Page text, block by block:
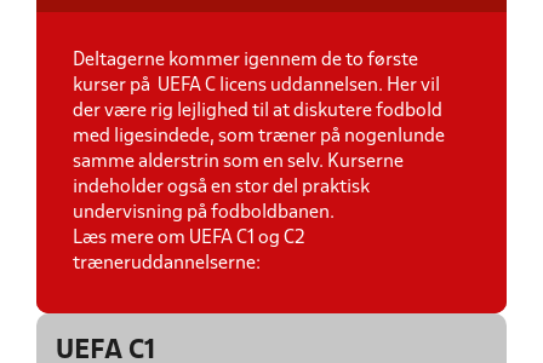
Deltagerne kommer igennem de to første
kurser på UEFA C licens uddannelsen. Her vil
der være rig lejlighed til at diskutere fodbold
med ligesindede, som træner på nogenlunde
samme alderstrin som en selv. Kurserne
indeholder også en stor del praktisk
undervisning på fodboldbanen.
Læs mere om UEFA C1 og C2
træneruddannelserne:
UEFA C1